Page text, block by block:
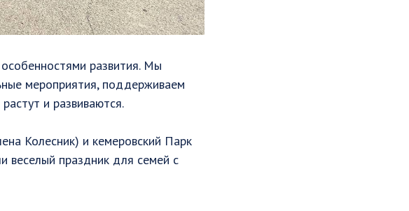
развития. Мы
мероприятия, поддерживаем
и развиваются.
Колесник) и кемеровский Парк
веселый праздник для семей с